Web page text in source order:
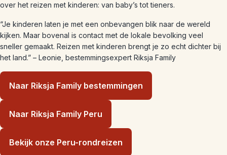
over het reizen met kinderen: van baby’s tot tieners.
“Je kinderen laten je met een onbevangen blik naar de wereld
kijken. Maar bovenal is contact met de lokale bevolking veel
sneller gemaakt. Reizen met kinderen brengt je zo echt dichter bij
het land.” – Leonie, bestemmingsexpert Riksja Family
Naar Riksja Family bestemmingen
Naar Riksja Family Peru
Bekijk onze Peru-rondreizen